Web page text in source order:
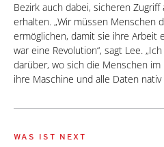
Bezirk auch dabei, sicheren
erhalten. „Wir müssen Menschen
ermöglichen, damit sie ihre Arbeit
war eine Revolution“, sagt Lee.
darüber, wo sich die Menschen
ihre Maschine und alle Daten nativ
WAS IST NEXT